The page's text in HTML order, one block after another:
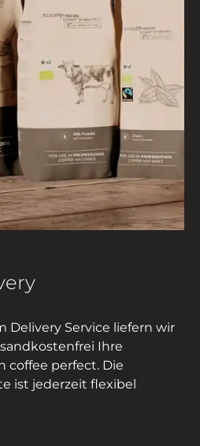
Delivery Service liefern wir
Ihre
coffee perfect. Die
ist jederzeit flexibel